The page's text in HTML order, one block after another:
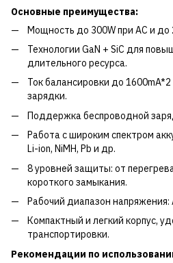
Основные преимущества:
Мощность до 300W при AC и до
Технологии GaN + SiC для
длительного ресурса.
Ток балансировки до
зарядки.
Поддержка беспроводной
Работа с широким спектром
Li-ion, NiMH, Pb и др.
8 уровней защиты: от
короткого замыкания.
Рабочий диапазон напряжения:
Компактный и легкий корпус,
транспортировки.
Рекомендации по